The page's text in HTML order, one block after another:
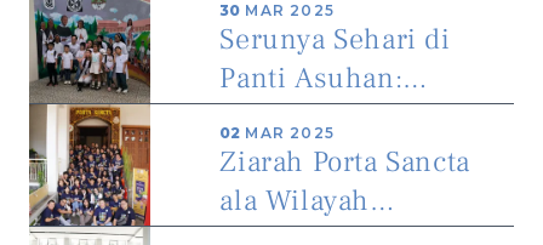
30 MAR 2025
Serunya Sehari di
Panti Asuhan:
Anak-Anak BIA &
BIR Katedral Jakarta
Berbagi Keceriaan!
02 MAR 2025
Ziarah Porta Sancta
ala Wilayah